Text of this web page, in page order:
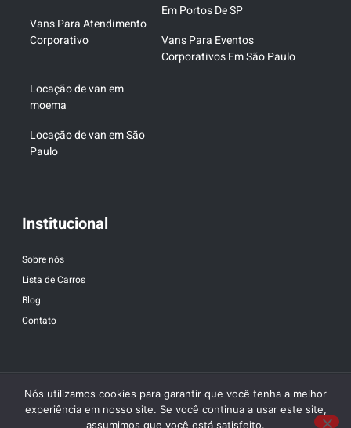
Vans Para Atendimento
Corporativo
Em Portos De SP
Vans Para Eventos
Corporativos Em São Paulo
Locação de van em
moema
Locação de van em São
Paulo
Institucional
Sobre nós
Lista de Carros
Blog
Contato
Nós utilizamos cookies para garantir que você tenha a melhor
experiência em nosso site. Se você continua a usar este site,
assumimos que você está satisfeito.